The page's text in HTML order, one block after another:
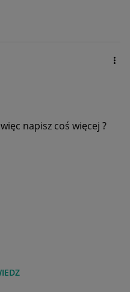
napisz coś więcej ?